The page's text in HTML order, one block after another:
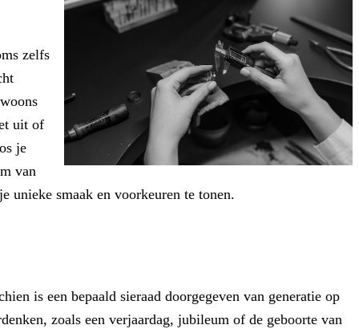
zelfs
uit of
je
van
unieke smaak en voorkeuren te tonen.
is een bepaald sieraad doorgegeven van generatie op
zoals een verjaardag, jubileum of de geboorte van